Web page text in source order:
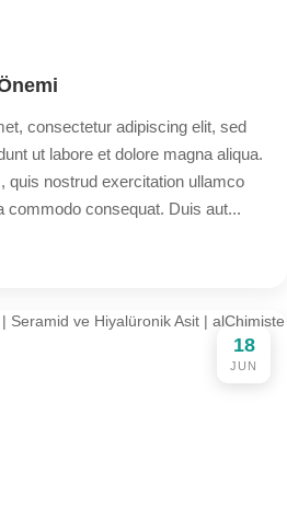
consectetur adipiscing elit, sed
ut labore et dolore magna aliqua.
quis nostrud exercitation ullamco
commodo consequat. Duis aut...
18
JUN